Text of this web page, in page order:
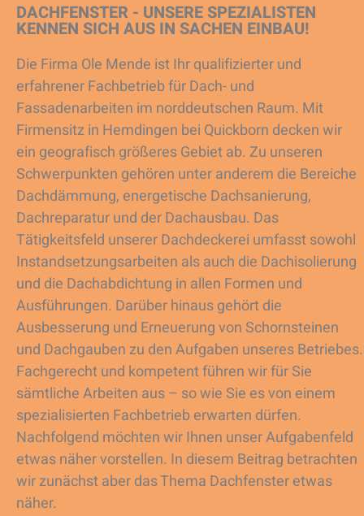
DACHFENSTER - UNSERE SPEZIALISTEN
KENNEN SICH AUS IN SACHEN EINBAU!
Die Firma Ole Mende ist Ihr qualifizierter und
erfahrener Fachbetrieb für Dach- und
Fassadenarbeiten im norddeutschen Raum. Mit
Firmensitz in Hemdingen bei Quickborn decken wir
ein geografisch größeres Gebiet ab. Zu unseren
Schwerpunkten gehören unter anderem die Bereiche
Dachdämmung, energetische Dachsanierung,
Dachreparatur und der Dachausbau. Das
Tätigkeitsfeld unserer Dachdeckerei umfasst sowohl
Instandsetzungsarbeiten als auch die Dachisolierung
und die Dachabdichtung in allen Formen und
Ausführungen. Darüber hinaus gehört die
Ausbesserung und Erneuerung von Schornsteinen
und Dachgauben zu den Aufgaben unseres Betriebes.
Fachgerecht und kompetent führen wir für Sie
sämtliche Arbeiten aus – so wie Sie es von einem
spezialisierten Fachbetrieb erwarten dürfen.
Nachfolgend möchten wir Ihnen unser Aufgabenfeld
etwas näher vorstellen. In diesem Beitrag betrachten
wir zunächst aber das Thema Dachfenster etwas
näher.